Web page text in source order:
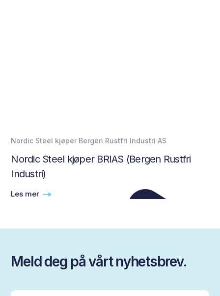
Nordic Steel kjøper Bergen Rustfri Industri AS
Nordic Steel kjøper BRIAS (Bergen Rustfri
Industri)
Les mer
Meld deg på vårt nyhetsbrev.